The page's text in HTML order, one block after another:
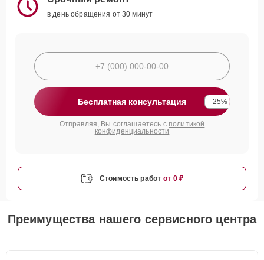
в день обращения от 30 минут
Бесплатная консультация -25%
Отправляя, Вы соглашаетесь с политикой
конфиденциальности
Стоимость работ от 0 ₽
Преимущества нашего сервисного центра